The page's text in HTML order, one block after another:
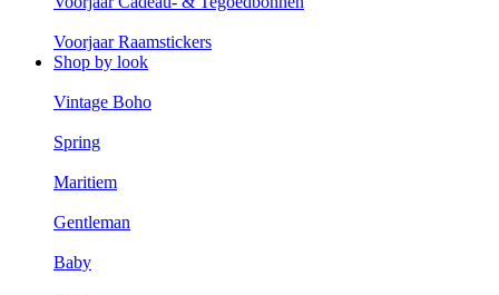
Voorjaar Raamstickers
Shop by look
Vintage Boho
Spring
Maritiem
Gentleman
Baby